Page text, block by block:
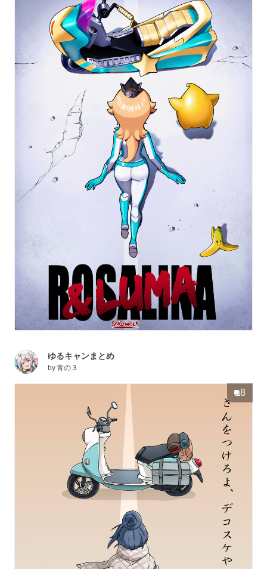
ゆるキャンまとめ
by青の３
8